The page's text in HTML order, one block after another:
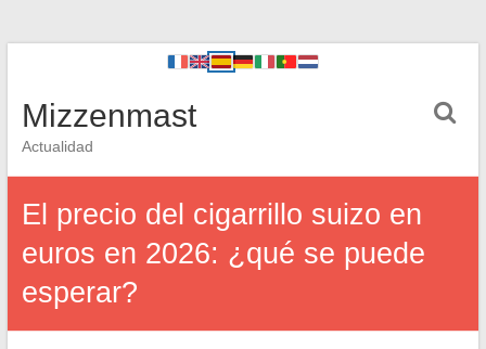
Mizzenmast
Actualidad
El precio del cigarrillo suizo en
euros en 2026: ¿qué se puede
esperar?